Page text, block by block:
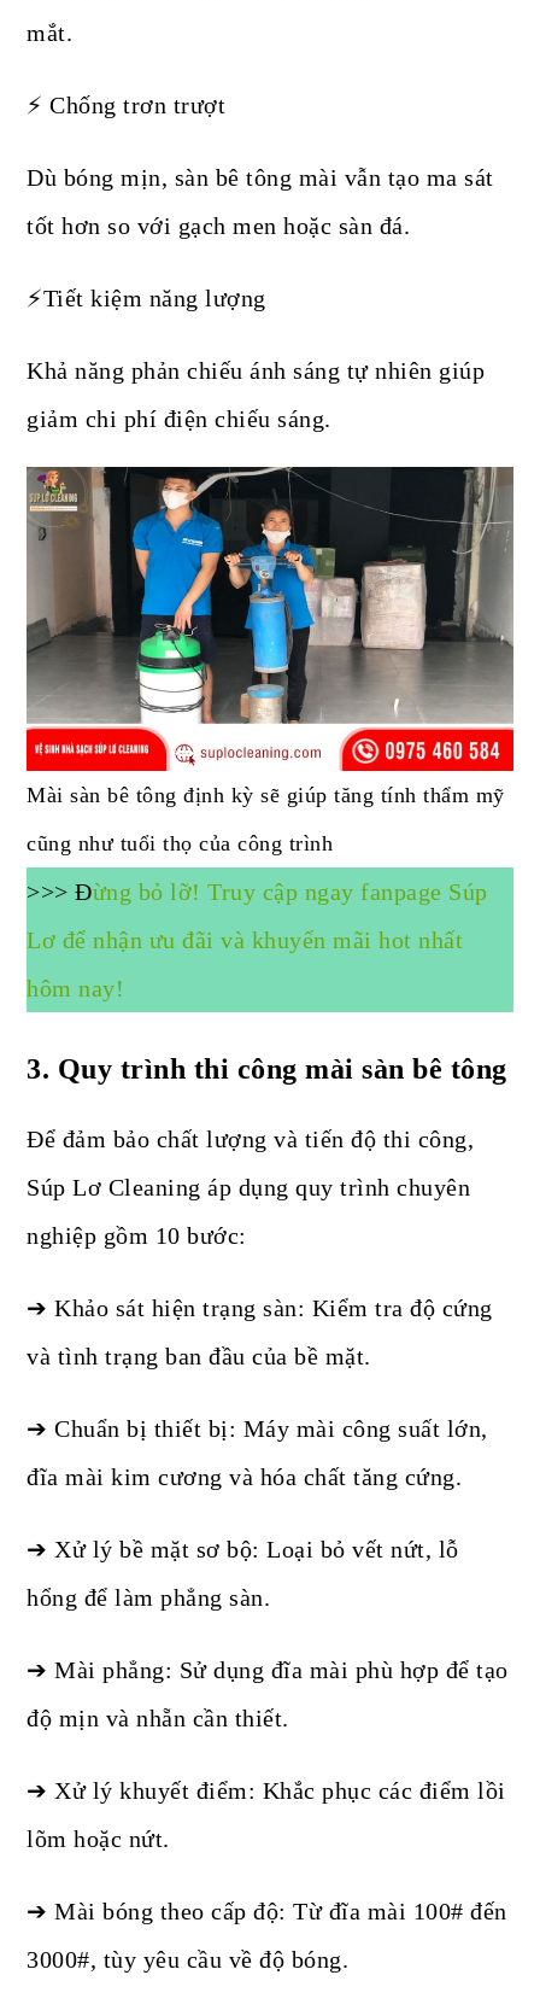
mắt.
⚡ Chống trơn trượt
Dù bóng mịn, sàn bê tông mài vẫn tạo ma sát
tốt hơn so với gạch men hoặc sàn đá.
⚡Tiết kiệm năng lượng
Khả năng phản chiếu ánh sáng tự nhiên giúp
giảm chi phí điện chiếu sáng.
Mài sàn bê tông định kỳ sẽ giúp tăng tính thẩm mỹ
cũng như tuổi thọ của công trình
>>> Đừng bỏ lỡ! Truy cập ngay fanpage Súp
Lơ để nhận ưu đãi và khuyến mãi hot nhất
hôm nay!
3. Quy trình thi công mài sàn bê tông
Để đảm bảo chất lượng và tiến độ thi công,
Súp Lơ Cleaning áp dụng quy trình chuyên
nghiệp gồm 10 bước:
➔ Khảo sát hiện trạng sàn: Kiểm tra độ cứng
và tình trạng ban đầu của bề mặt.
➔ Chuẩn bị thiết bị: Máy mài công suất lớn,
đĩa mài kim cương và hóa chất tăng cứng.
➔ Xử lý bề mặt sơ bộ: Loại bỏ vết nứt, lỗ
hổng để làm phẳng sàn.
➔ Mài phẳng: Sử dụng đĩa mài phù hợp để tạo
độ mịn và nhẵn cần thiết.
➔ Xử lý khuyết điểm: Khắc phục các điểm lồi
lõm hoặc nứt.
➔ Mài bóng theo cấp độ: Từ đĩa mài 100# đến
3000#, tùy yêu cầu về độ bóng.